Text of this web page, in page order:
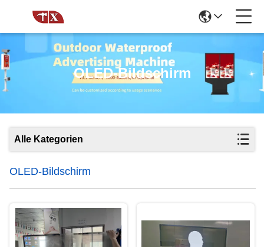
OLED-Bildschirm
Alle Kategorien
OLED-Bildschirm